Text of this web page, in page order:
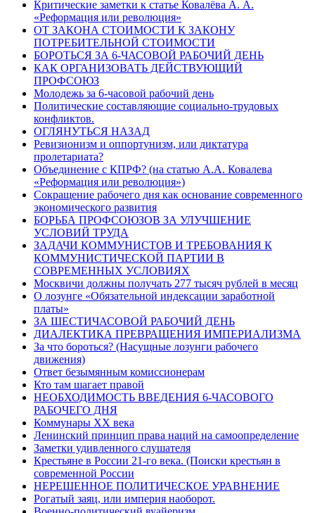
Критические заметки к статье Ковалёва А. А.
«Реформация или революция»
ОТ ЗАКОНА СТОИМОСТИ К ЗАКОНУ
ПОТРЕБИТЕЛЬНОЙ СТОИМОСТИ
БОРОТЬСЯ ЗА 6-ЧАСОВОЙ РАБОЧИЙ ДЕНЬ
КАК ОРГАНИЗОВАТЬ ДЕЙСТВУЮЩИЙ
ПРОФСОЮЗ
Молодежь за 6-часовой рабочий день
Политические составляющие социально-трудовых
конфликтов.
ОГЛЯНУТЬСЯ НАЗАД
Ревизионизм и оппортунизм, или диктатура
пролетариата?
Объединение с КПРФ? (на статью А.А. Ковалева
«Реформация или революция»)
Cокращение рабочего дня как основание современного
экономического развития
БОРЬБА ПРОФСОЮЗОВ ЗА УЛУЧШЕНИЕ
УСЛОВИЙ ТРУДА
ЗАДАЧИ КОММУНИСТОВ И ТРЕБОВАНИЯ К
КОММУНИСТИЧЕСКОЙ ПАРТИИ В
СОВРЕМЕННЫХ УСЛОВИЯХ
Москвичи должны получать 277 тысяч рублей в месяц
О лозунге «Обязательной индексации заработной
платы»
ЗА ШЕСТИЧАСОВОЙ РАБОЧИЙ ДЕНЬ
ДИАЛЕКТИКА ПРЕВРАЩЕНИЯ ИМПЕРИАЛИЗМА
За что бороться? (Насущные лозунги рабочего
движения)
Ответ безымянным комиссионерам
Кто там шагает правой
НЕОБХОДИМОСТЬ ВВЕДЕНИЯ 6-ЧАСОВОГО
РАБОЧЕГО ДНЯ
Коммунары ХХ века
Ленинский принцип права наций на самоопределение
Заметки удивленного слушателя
Крестьяне в России 21-го века. (Поиски крестьян в
современной России
НЕРЕШЕННОЕ ПОЛИТИЧЕСКОЕ УРАВНЕНИЕ
Рогатый заяц, или империя наоборот.